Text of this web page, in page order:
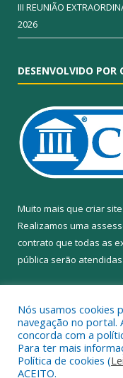
III REUNIÃO
2026
DESENVOLVIDO POR
Muito mais que criar site
Realizamos uma
contrato que todas as
pública serão atendidas.
Todos os direitos
Nós usamos cookies
navegação no portal.
concorda com a
Para ter mais
Política de cookies (
ACEITO.